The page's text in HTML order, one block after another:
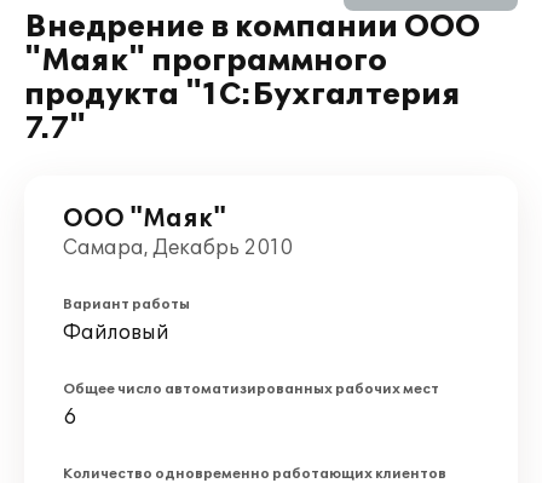
Внедрение в компании ООО
"Маяк" программного
продукта "1С:Бухгалтерия
7.7"
ООО "Маяк"
Самара, Декабрь 2010
Вариант работы
Файловый
Общее число автоматизированных рабочих мест
6
Количество одновременно работающих клиентов